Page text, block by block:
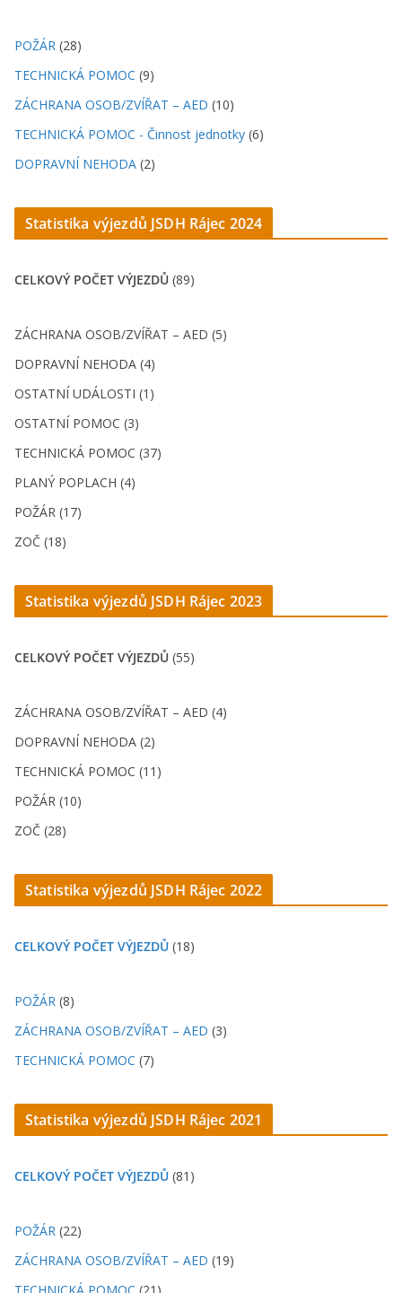
POŽÁR (28)
TECHNICKÁ POMOC (9)
ZÁCHRANA OSOB/ZVÍŘAT – AED (10)
TECHNICKÁ POMOC - Činnost jednotky (6)
DOPRAVNÍ NEHODA (2)
Statistika výjezdů JSDH Rájec 2024
CELKOVÝ POČET VÝJEZDŮ (89)
ZÁCHRANA OSOB/ZVÍŘAT – AED (5)
DOPRAVNÍ NEHODA (4)
OSTATNÍ UDÁLOSTI (1)
OSTATNÍ POMOC (3)
TECHNICKÁ POMOC (37)
PLANÝ POPLACH (4)
POŽÁR (17)
ZOČ (18)
Statistika výjezdů JSDH Rájec 2023
CELKOVÝ POČET VÝJEZDŮ (55)
ZÁCHRANA OSOB/ZVÍŘAT – AED (4)
DOPRAVNÍ NEHODA (2)
TECHNICKÁ POMOC (11)
POŽÁR (10)
ZOČ (28)
Statistika výjezdů JSDH Rájec 2022
CELKOVÝ POČET VÝJEZDŮ (18)
POŽÁR (8)
ZÁCHRANA OSOB/ZVÍŘAT – AED (3)
TECHNICKÁ POMOC (7)
Statistika výjezdů JSDH Rájec 2021
CELKOVÝ POČET VÝJEZDŮ (81)
POŽÁR (22)
ZÁCHRANA OSOB/ZVÍŘAT – AED (19)